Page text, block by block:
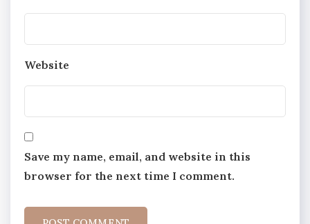
Website
Save my name, email, and website in this
browser for the next time I comment.